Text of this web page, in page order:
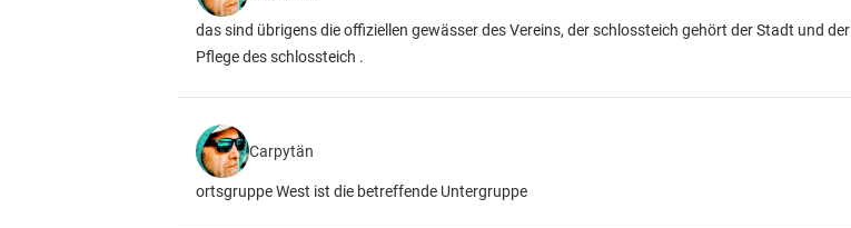
das sind übrigens die offiziellen gewässer des Vereins, der schlossteich gehört der Stadt und
Pflege des schlossteich .
Carpytän
ortsgruppe West ist die betreffende Untergruppe